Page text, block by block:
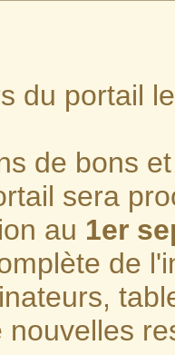
du portail
de bons
sera
au 1er
de
nouvelles